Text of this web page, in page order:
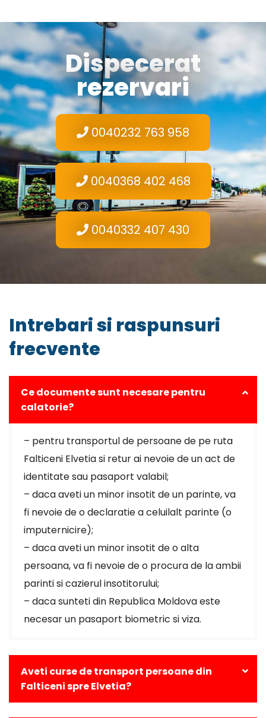
Dispecerat
rezervari
0040232 763 958
0040368 402 468
0040332 407 430
Intrebari si raspunsuri
frecvente
Ce documente sunt necesare pentru
calatorie?
– pentru transportul de persoane de pe ruta
Falticeni Elvetia si retur ai nevoie de un act de
identitate sau pasaport valabil;
– daca aveti un minor insotit de un parinte, va
fi nevoie de o declaratie a celuilalt parinte (o
imputernicire);
– daca aveti un minor insotit de o alta
persoana, va fi nevoie de o procura de la ambii
parinti si cazierul insotitorului;
– daca sunteti din Republica Moldova este
necesar un pasaport biometric si viza.
Aveti curse de transport persoane din
Falticeni spre Elvetia?